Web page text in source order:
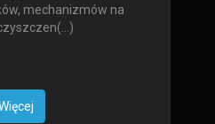
mechanizmów na